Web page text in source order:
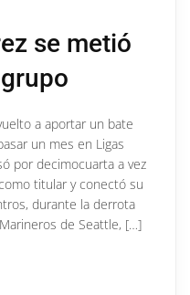
se metió
a aportar un bate
un mes en Ligas
por decimocuarta a vez
titular y conectó su
durante la derrota
de Seattle, […]